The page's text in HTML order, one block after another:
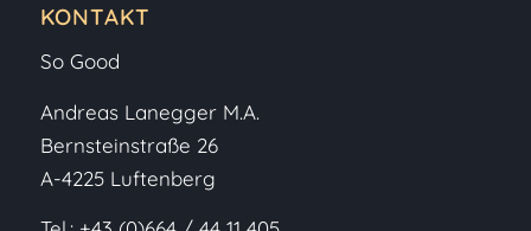
KONTAKT
So Good
Andreas Lanegger M.A.
Bernsteinstraße 26
A-4225 Luftenberg